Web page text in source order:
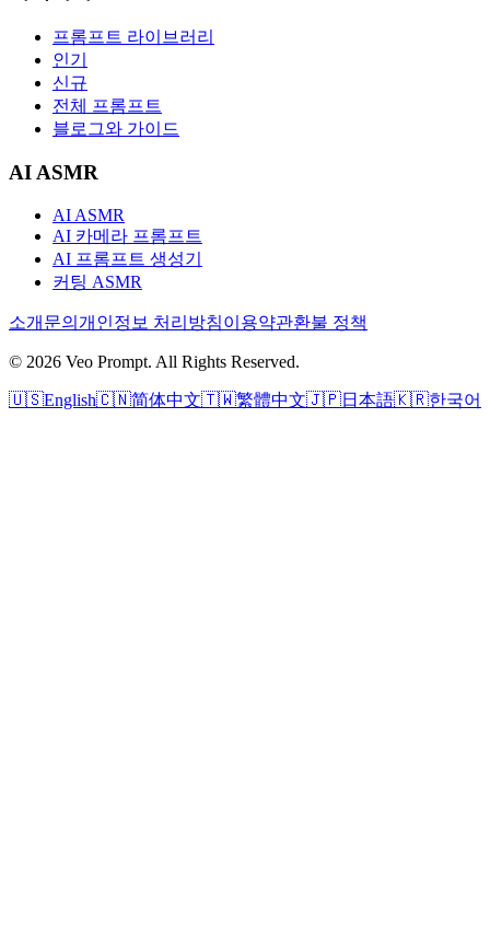
프롬프트 라이브러리
인기
신규
전체 프롬프트
블로그와 가이드
AI ASMR
AI ASMR
AI 카메라 프롬프트
AI 프롬프트 생성기
커팅 ASMR
소개 문의 개인정보 처리방침이용약관환불 정책
© 2026 Veo Prompt. All Rights Reserved.
🇺🇸English🇨🇳简体中文🇹🇼繁體中文🇯🇵日本語🇰🇷한국어